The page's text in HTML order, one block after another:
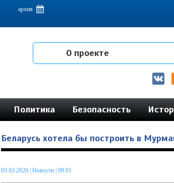
интеграции на постсоветском пространстве
архив
О проекте
Политика Безопасность
Беларусь хотела бы построить в
03.03.2026| Новости | 09.01